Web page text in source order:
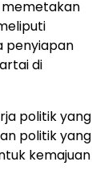
memetakan
penyiapan
di
politik yang
politik yang
kemajuan